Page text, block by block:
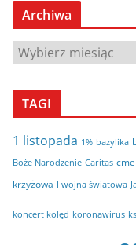
Archiwa
A
r
c
w
a
TAGI
1 listopada 1% bazylika
Boże Narodzenie Caritas
krzyżowa I wojna światowa
koncert kolęd koronawirus